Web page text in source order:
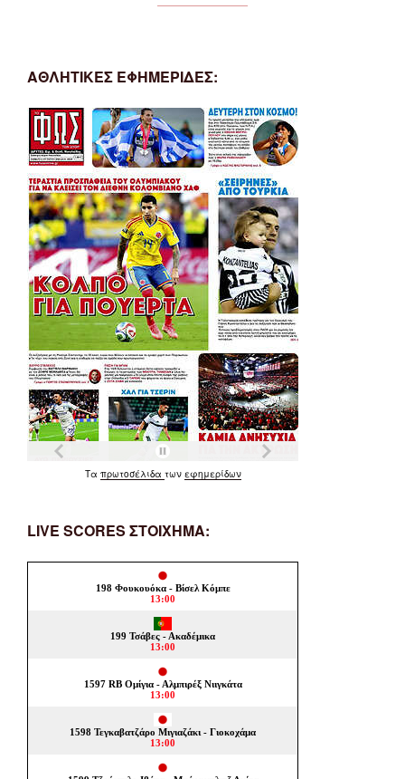
ΑΘΛΗΤΙΚΕΣ ΕΦΗΜΕΡΙΔΕΣ:
Τα πρωτοσέλιδα των εφημερίδων
LIVE SCORES ΣΤΟΙΧΗΜΑ: